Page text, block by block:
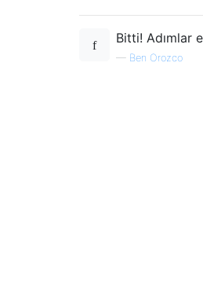
Bitti! Adımlar
— Ben Orozco